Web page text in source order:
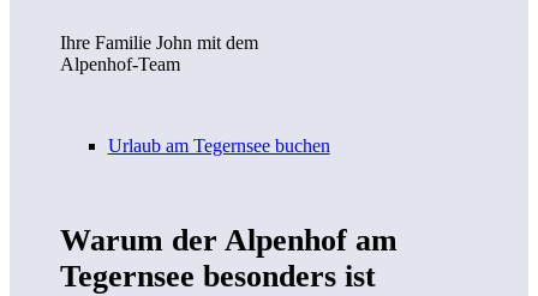
Ihre Familie John mit dem
Alpenhof-Team
Urlaub am Tegernsee buchen
Warum der Alpenhof am
Tegernsee besonders ist